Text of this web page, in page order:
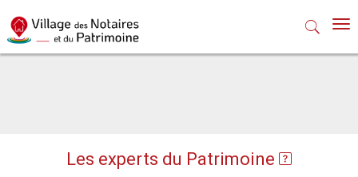
Les experts du Patrimoine